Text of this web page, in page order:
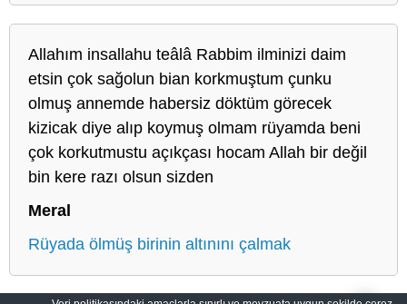
Allahım insallahu teâlâ Rabbim ilminizi daim
etsin çok sağolun bian korkmuştum çunku
olmuş annemde habersiz döktüm görecek
kizicak diye alıp koymuş olmam rüyamda beni
çok korkutmustu açıkçası hocam Allah bir değil
bin kere razı olsun sizden
Meral
Rüyada ölmüş birinin altınını çalmak